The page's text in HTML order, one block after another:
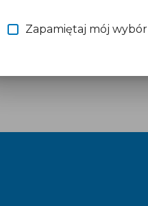
Zapamiętaj mój wybór